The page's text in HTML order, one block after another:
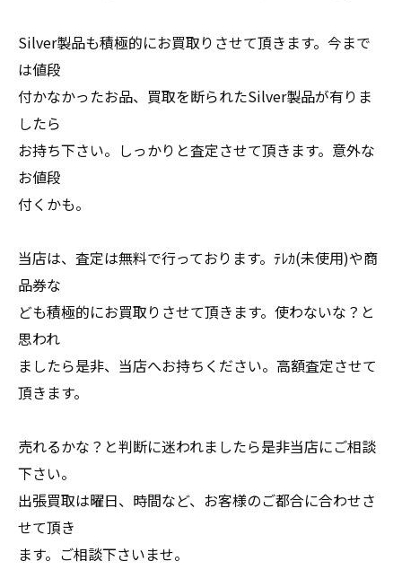
Silver製品も積極的にお買取りさせて頂きます。今まで
は値段
付かなかったお品、買取を断られたSilver製品が有りま
したら
お持ち下さい。しっかりと査定させて頂きます。意外な
お値段
付くかも。
当店は、査定は無料で行っております。ﾃﾚｶ(未使用)や商
品券な
ども積極的にお買取りさせて頂きます。使わないな？と
思われ
ましたら是非、当店へお持ちください。高額査定させて
頂きます。
売れるかな？と判断に迷われましたら是非当店にご相談
下さい。
出張買取は曜日、時間など、お客様のご都合に合わせさ
せて頂き
ます。ご相談下さいませ。